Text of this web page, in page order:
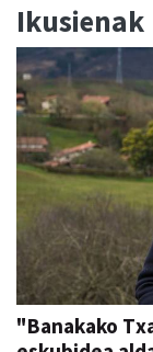
Ikusienak
"Banakako